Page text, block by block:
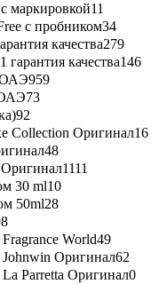
маркировкой11
с пробником34
качества279
качества146
959
73
92
Collection Оригинал16
48
1111
30 ml10
50ml28
World49
Оригинал62
Parretta Оригинал0